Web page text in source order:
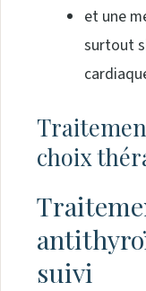
et une
surtout
choix
suivi